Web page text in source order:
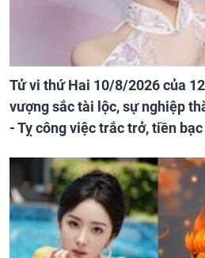
Tử vi thứ Hai 10/8/2026 của
vượng sắc tài lộc, sự nghiệp
- Tỵ công việc trắc trở, tiền